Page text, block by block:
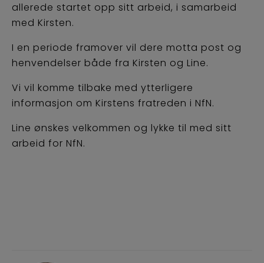
allerede startet opp sitt arbeid, i samarbeid
med Kirsten.
I en periode framover vil dere motta post og
henvendelser både fra Kirsten og Line.
Vi vil komme tilbake med ytterligere
informasjon om Kirstens fratreden i NfN.
Line ønskes velkommen og lykke til med sitt
arbeid for NfN.